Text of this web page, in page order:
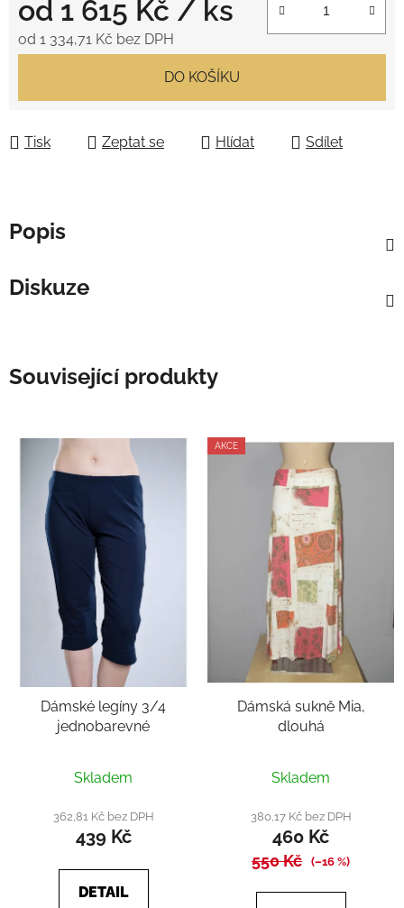
od 1 615 Kč / ks
od 1 334,71 Kč bez DPH
DO KOŠÍKU
Tisk Zeptat se Hlídat Sdílet
Popis
Diskuze
Související produkty
Dámské legíny 3/4
jednobarevné
Skladem
362,81 Kč bez DPH
439 Kč
DETAIL
AKCE
Dámská sukně Mia,
dlouhá
Skladem
380,17 Kč bez DPH
460 Kč
550 Kč (–16 %)